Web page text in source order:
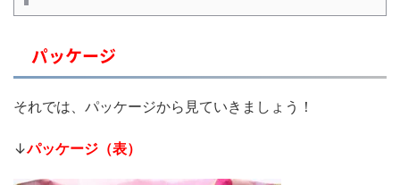
パッケージ
それでは、パッケージから見ていきましょう！
↓パッケージ（表）